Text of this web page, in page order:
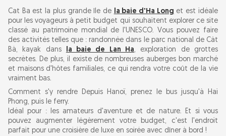
Cat Ba est la plus grande île de la baie d'Ha Long et est idéale
pour les voyageurs à petit budget qui souhaitent explorer ce site
classé au patrimoine mondial de l'UNESCO. Vous pouvez faire
des activités telles que : randonnée dans le parc national de Cát
Bà, kayak dans la baie de Lan Ha, exploration de grottes
secrètes. De plus, il existe de nombreuses auberges bon marché
et maisons d'hôtes familiales, ce qui rendra votre coût de la vie
vraiment bas.
Comment s'y rendre Depuis Hanoï, prenez le bus jusqu'à Hai
Phong, puis le ferry.
Idéal pour : les amateurs d'aventure et de nature. Et si vous
pouvez augmenter légèrement votre budget, c'est l'endroit
parfait pour une croisière de luxe en soirée avec dîner à bord !